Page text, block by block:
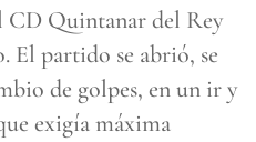
CD Quintanar del Rey
El partido se abrió, se
de golpes, en un ir y
exigía máxima